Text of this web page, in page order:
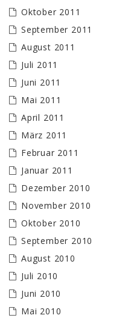
Oktober 2011
September 2011
August 2011
Juli 2011
Juni 2011
Mai 2011
April 2011
März 2011
Februar 2011
Januar 2011
Dezember 2010
November 2010
Oktober 2010
September 2010
August 2010
Juli 2010
Juni 2010
Mai 2010